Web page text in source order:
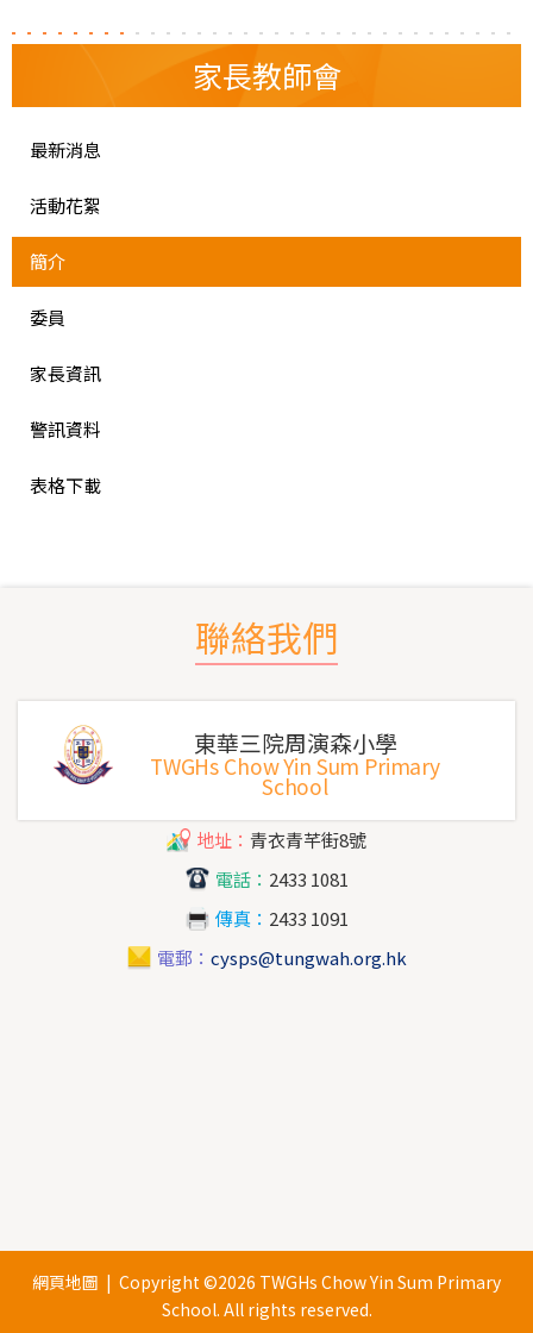
家長教師會
最新消息
活動花絮
簡介
委員
家長資訊
警訊資料
表格下載
聯絡我們
東華三院周演森小學
TWGHs Chow Yin Sum Primary
School
地址： 青衣青芊街8號
電話： 2433 1081
傳真： 2433 1091
電郵： cysps@tungwah.org.hk
網頁地圖 | Copyright ©2026 TWGHs Chow Yin Sum Primary
School. All rights reserved.